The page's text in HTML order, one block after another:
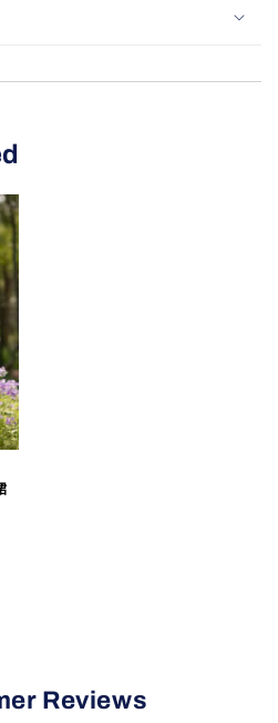
Reviews